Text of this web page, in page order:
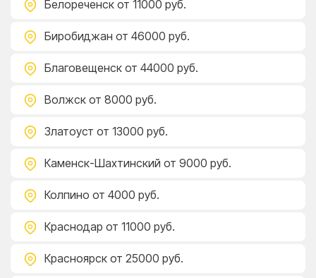
Белореченск от 11000 руб.
Биробиджан от 46000 руб.
Благовещенск от 44000 руб.
Волжск от 8000 руб.
Златоуст от 13000 руб.
Каменск-Шахтинский от 9000 руб.
Колпино от 4000 руб.
Краснодар от 11000 руб.
Красноярск от 25000 руб.